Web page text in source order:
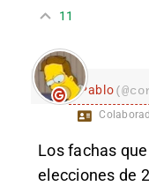
11
Pablo
Los fachas
elecciones de